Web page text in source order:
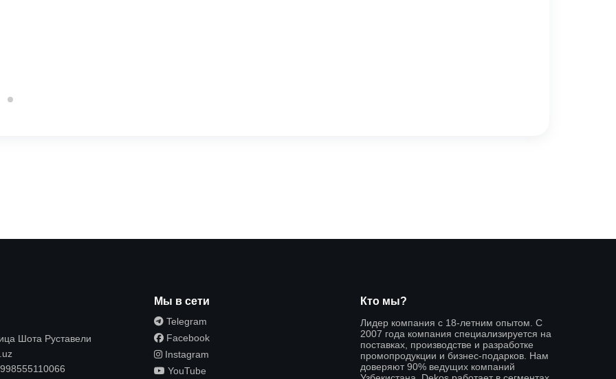
Шота Руставели
Мы в сети
Telegram
Facebook
Instagram
YouTube
Кто мы?
Лидер компания с 18-летним опытом. С
2007 года компания специализируется на
поставках, производстве и разработке
промопродукции и бизнес-подарков. Нам
доверяют 90% ведущих компаний